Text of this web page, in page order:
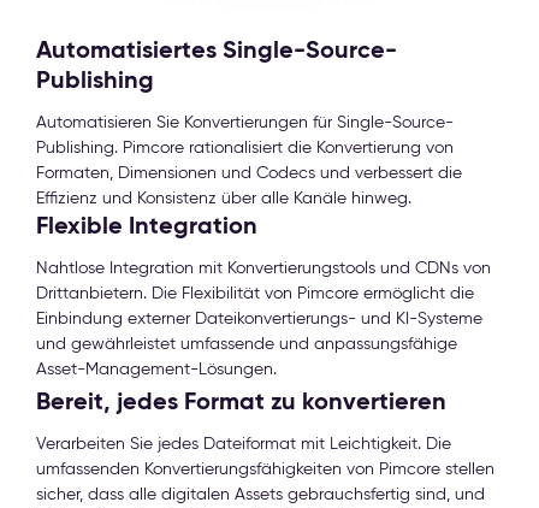
Automatisiertes Single-Source-
Publishing
Automatisieren Sie Konvertierungen für Single-Source-
Publishing. Pimcore rationalisiert die Konvertierung von
Formaten, Dimensionen und Codecs und verbessert die
Effizienz und Konsistenz über alle Kanäle hinweg.
Flexible Integration
Nahtlose Integration mit Konvertierungstools und CDNs von
Drittanbietern. Die Flexibilität von Pimcore ermöglicht die
Einbindung externer Dateikonvertierungs- und KI-Systeme
und gewährleistet umfassende und anpassungsfähige
Asset-Management-Lösungen.
Bereit, jedes Format zu konvertieren
Verarbeiten Sie jedes Dateiformat mit Leichtigkeit. Die
umfassenden Konvertierungsfähigkeiten von Pimcore stellen
sicher, dass alle digitalen Assets gebrauchsfertig sind, und